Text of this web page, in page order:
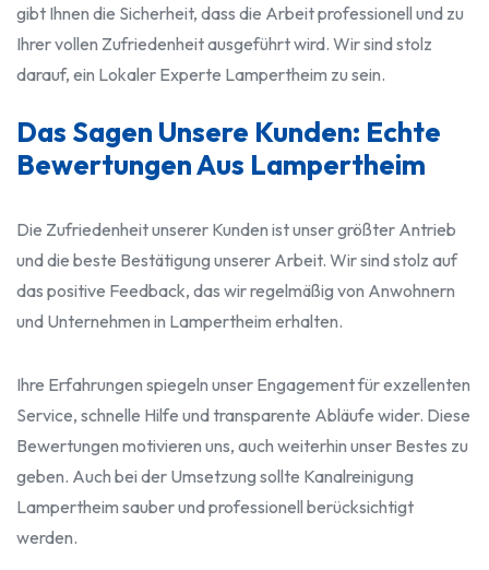
gibt Ihnen die Sicherheit, dass die Arbeit professionell und zu
Ihrer vollen Zufriedenheit ausgeführt wird. Wir sind stolz
darauf, ein Lokaler Experte Lampertheim zu sein.
Das Sagen Unsere Kunden: Echte
Bewertungen Aus Lampertheim
Die Zufriedenheit unserer Kunden ist unser größter Antrieb
und die beste Bestätigung unserer Arbeit. Wir sind stolz auf
das positive Feedback, das wir regelmäßig von Anwohnern
und Unternehmen in Lampertheim erhalten.
Ihre Erfahrungen spiegeln unser Engagement für exzellenten
Service, schnelle Hilfe und transparente Abläufe wider. Diese
Bewertungen motivieren uns, auch weiterhin unser Bestes zu
geben. Auch bei der Umsetzung sollte Kanalreinigung
Lampertheim sauber und professionell berücksichtigt
werden.